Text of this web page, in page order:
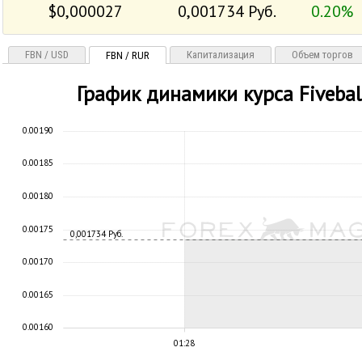
$0,000027 0,001734 Руб. 0.20%
FBN / USD FBN / RUR Капитализация Объем торгов
График динамики курса
01:28
0,001734 Руб.
0.00160
0.00165
0.00170
0.00175
0.00180
0.00185
0.00190